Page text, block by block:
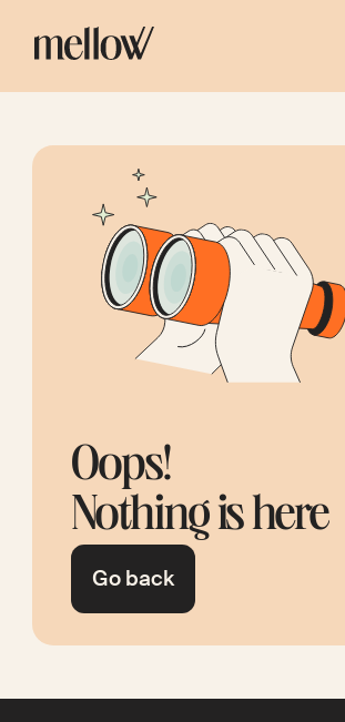
Oops!
Nothing is here
Go back